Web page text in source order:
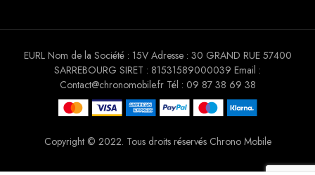
Copyright © 2022. Tous droits réservés Chrono Mobile
EURL Nom de la Société : 15V Adresse : 30 GRAND RUE 57400
SARREBOURG SIRET : 81531589000039 Email :
Contact@chronomobile.fr Tél : 09 87 38 69 38